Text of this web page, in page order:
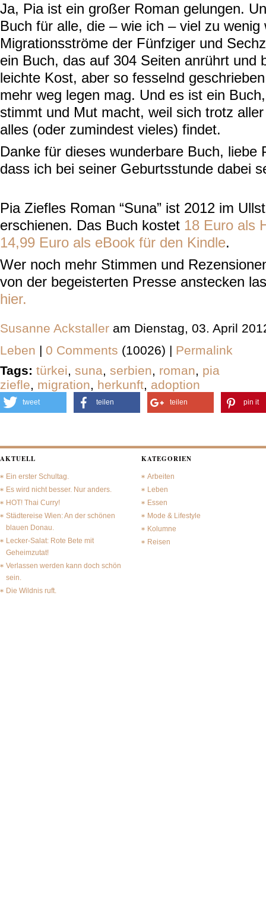
Ja, Pia ist ein großer Roman gelungen.
Buch für alle, die – wie ich – viel zu wenig
Migrationsströme der Fünfziger und
ein Buch, das auf 304 Seiten anrührt und
leichte Kost, aber so fesselnd
mehr weg legen mag. Und es ist ein
stimmt und Mut macht, weil sich trotz
alles (oder zumindest vieles) findet.
Danke für dieses wunderbare Buch, liebe
dass ich bei seiner Geburtsstunde dabei
Pia Ziefles Roman “Suna” ist 2012 im
erschienen. Das Buch kostet 18 Euro als
14,99 Euro als eBook für den Kindle.
Wer noch mehr Stimmen und
von der begeisterten Presse anstecken
hier.
Susanne Ackstaller am Dienstag, 03. April
Leben | 0 Comments (10026) | Permalink
Tags: türkei, suna, serbien, roman, pia
ziefle, migration, herkunft, adoption
tweet teilen teilen pin it
AKTUELL
Ein erster Schultag.
Es wird nicht besser. Nur anders.
HOT! Thai Curry!
Städtereise Wien: An der schönen
blauen Donau.
Lecker-Salat: Rote Bete mit
Geheimzutat!
Verlassen werden kann doch schön
sein.
Die Wildnis ruft.
KATEGORIEN
Arbeiten
Leben
Essen
Mode & Lifestyle
Kolumne
Reisen